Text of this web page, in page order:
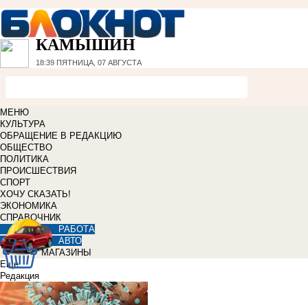
КАМЫШИН
18:39 ПЯТНИЦА, 07 АВГУСТА
МЕНЮ
КУЛЬТУРА
ОБРАЩЕНИЕ В РЕДАКЦИЮ
ОБЩЕСТВО
ПОЛИТИКА
ПРОИСШЕСТВИЯ
СПОРТ
ХОЧУ СКАЗАТЬ!
ЭКОНОМИКА
СПРАВОЧНИК
РАБОТА
АВТО
МАГАЗИНЫ
Еще
Редакция